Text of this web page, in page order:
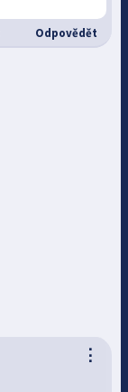
Odpovědět
⋮